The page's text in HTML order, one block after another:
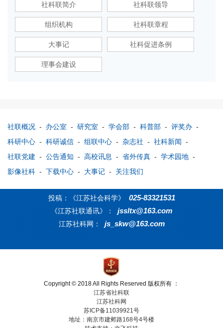
社科联简介 社科联领导
组织机构 社科联章程
大事记 社科促进条例
理事会建设
社联概况 - 办公室 - 研究室 - 学会部 - 科普部 - 评奖办 -
科研中心 - 科研诚信 - 组联中心 - 杂志社 - 社科新闻 -
社联党建 - 公告通知 - 高校讯息 - 省外传真 - 学术园地 -
影像社科 - 下载中心 - 大事记 - 关注我们
投稿：《江苏社会科学》 025-83321531
《江苏社联通讯》： jssltx@163.com
江苏社科网： js_skw@163.com
Copyright © 2018 All Rights Reserved 版权所有 ：
江苏省社科联
江苏社科网
苏ICP备11039921号
地址：南京市建邺路168号4号楼